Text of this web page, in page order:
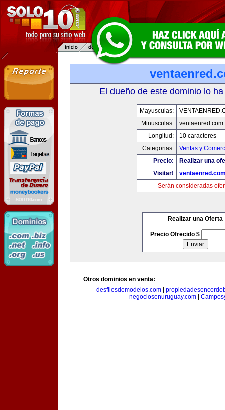
El dueño de este dominio lo
Mayusculas:
Minusculas:
ventaenred.com
Longitud:
10 caracteres
Categorias:
Ventas y
Precio:
Realizar una
Visitar!
Serán consideradas
Realizar una Oferta
Precio Ofrecido $
Otros dominios en venta:
desfilesdemodelos.com|
negociosenuruguay.com|